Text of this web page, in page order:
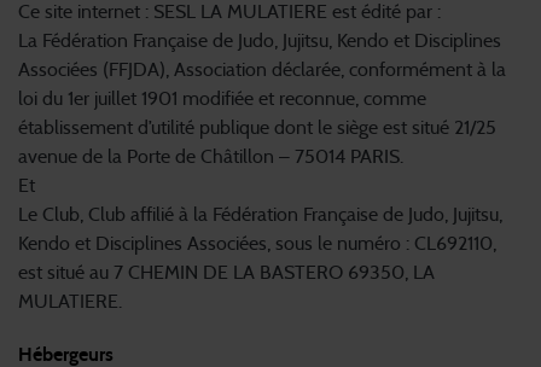
Ce site internet : SESL LA MULATIERE est édité par :
La Fédération Française de Judo, Jujitsu, Kendo et Disciplines
Associées (FFJDA), Association déclarée, conformément à la
loi du 1er juillet 1901 modifiée et reconnue, comme
établissement d’utilité publique dont le siège est situé 21/25
avenue de la Porte de Châtillon – 75014 PARIS.
Et
Le Club, Club affilié à la Fédération Française de Judo, Jujitsu,
Kendo et Disciplines Associées, sous le numéro : CL692110,
est situé au 7 CHEMIN DE LA BASTERO 69350, LA
MULATIERE.
Hébergeurs